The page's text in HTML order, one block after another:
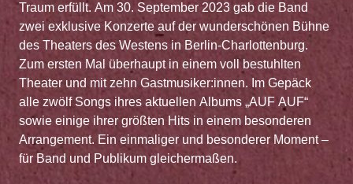
Traum erfüllt. Am 30. September 2023 gab die Band
zwei exklusive Konzerte auf der wunderschönen Bühne
des Theaters des Westens in Berlin-Charlottenburg.
Zum ersten Mal überhaupt in einem voll bestuhlten
Theater und mit zehn Gastmusiker:innen. Im Gepäck
alle zwölf Songs ihres aktuellen Albums „AUF AUF“
sowie einige ihrer größten Hits in einem besonderen
Arrangement. Ein einmaliger und besonderer Moment –
für Band und Publikum gleichermaßen.